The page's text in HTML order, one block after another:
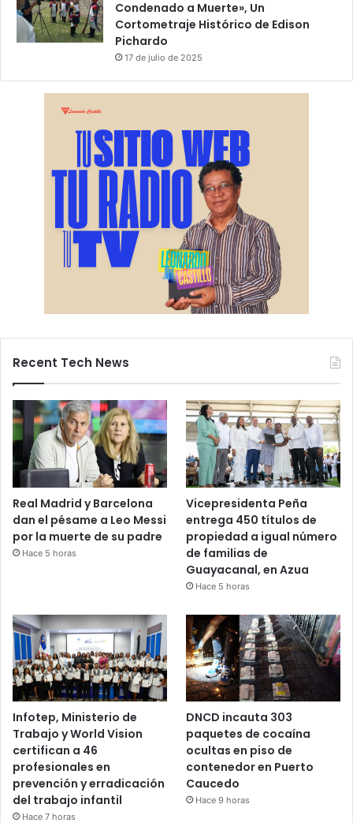
Condenado a Muerte», Un
Cortometraje Histórico de Edison
Pichardo
17 de julio de 2025
Recent Tech News
Real Madrid y Barcelona
dan el pésame a Leo Messi
por la muerte de su padre
Hace 5 horas
Vicepresidenta Peña
entrega 450 títulos de
propiedad a igual número
de familias de
Guayacanal, en Azua
Hace 5 horas
Infotep, Ministerio de
Trabajo y World Vision
certifican a 46
profesionales en
prevención y erradicación
del trabajo infantil
Hace 7 horas
DNCD incauta 303
paquetes de cocaína
ocultas en piso de
contenedor en Puerto
Caucedo
Hace 9 horas